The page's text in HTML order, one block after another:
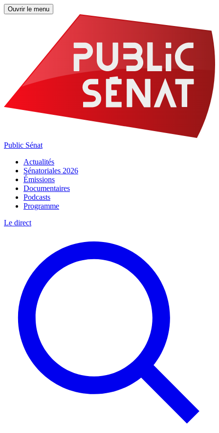
Ouvrir le menu
Public Sénat
Actualités
Sénatoriales 2026
Émissions
Documentaires
Podcasts
Programme
Le direct